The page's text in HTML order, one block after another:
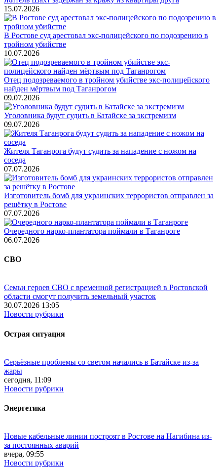
15.07.2026
В Ростове суд арестовал экс-полицейского по подозрению в
тройном убийстве
10.07.2026
Отец подозреваемого в тройном убийстве экс-полицейского
найден мёртвым под Таганрогом
09.07.2026
Уголовника будут судить в Батайске за экстремизм
09.07.2026
Жителя Таганрога будут судить за нападение с ножом на
соседа
07.07.2026
Изготовитель бомб для украинских террористов отправлен за
решётку в Ростове
07.07.2026
Очередного нарко-плантатора поймали в Таганроге
06.07.2026
СВО
Семьи героев СВО с временной регистрацией в Ростовской
области смогут получить земельный участок
30.07.2026 13:05
Новости рубрики
Острая ситуация
Серьёзные проблемы со светом начались в Батайске из-за
жары
сегодня, 11:09
Новости рубрики
Энергетика
Новые кабельные линии построят в Ростове на Нагибина из-
за постоянных аварий
вчера, 09:55
Новости рубрики